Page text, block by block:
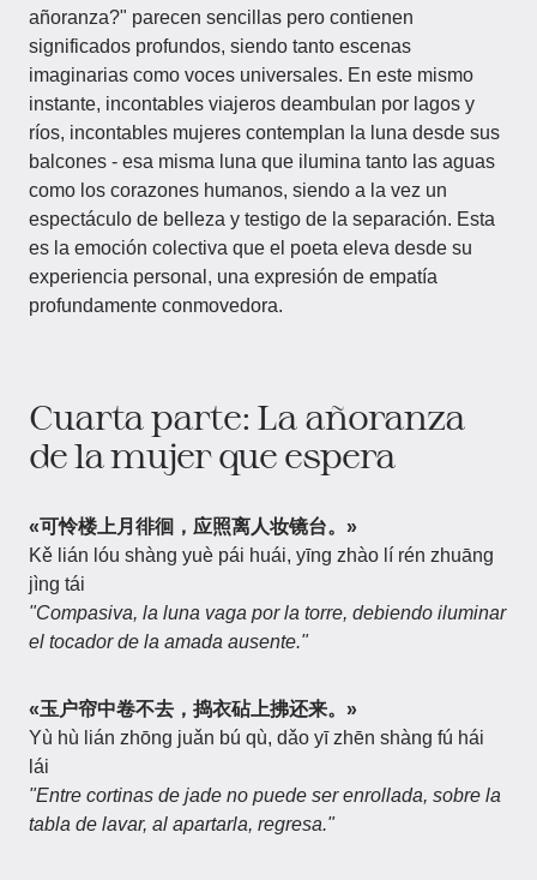
añoranza?" parecen sencillas pero contienen
significados profundos, siendo tanto escenas
imaginarias como voces universales. En este mismo
instante, incontables viajeros deambulan por lagos y
ríos, incontables mujeres contemplan la luna desde sus
balcones - esa misma luna que ilumina tanto las aguas
como los corazones humanos, siendo a la vez un
espectáculo de belleza y testigo de la separación. Esta
es la emoción colectiva que el poeta eleva desde su
experiencia personal, una expresión de empatía
profundamente conmovedora.
Cuarta parte: La añoranza
de la mujer que espera
«可怜楼上月徘徊，应照离人妆镜台。»
Kě lián lóu shàng yuè pái huái, yīng zhào lí rén zhuāng
jìng tái
"Compasiva, la luna vaga por la torre, debiendo iluminar
el tocador de la amada ausente."
«玉户帘中卷不去，捣衣砧上拂还来。»
Yù hù lián zhōng juǎn bú qù, dǎo yī zhēn shàng fú hái
lái
"Entre cortinas de jade no puede ser enrollada, sobre la
tabla de lavar, al apartarla, regresa."